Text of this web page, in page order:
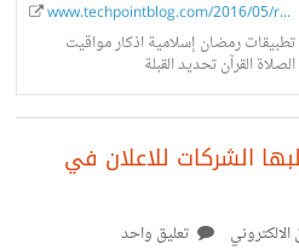
www.techpointblog.com/2016/05/ramadan-...
تطبيقات رمضان إسلامية اذكار مواقيت
الصلاة القرآن تحديد القبلة
الشركات للاعلان في
تعليق واحد